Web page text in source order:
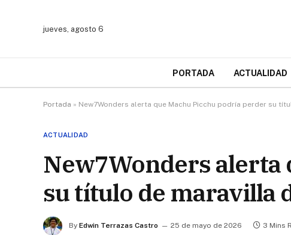
jueves, agosto 6
PORTADA ACTUALIDAD
Portada » New7Wonders alerta que Machu Picchu podría perder su
ACTUALIDAD
New7Wonders alerta
su título de maravilla
By Edwin Terrazas Castro 25 de mayo de 2026 3 Mins